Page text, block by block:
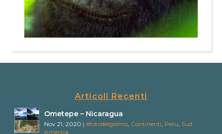
Articoli Recenti
Ometepe – Nicaragua
Nov 21, 2020 |#fotodelgiorno, Continenti, Peru, Sud
America